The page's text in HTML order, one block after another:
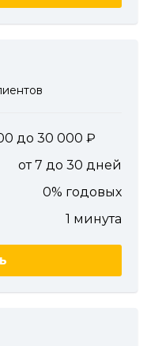
до 30 000
от 7 до 30 дней
0% годовых
1 минута